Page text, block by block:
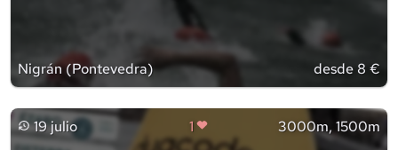
Nigrán(Pontevedra) desde 8 €
19 julio 1 3000m, 1500m